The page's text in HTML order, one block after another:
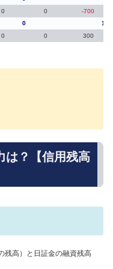
0 0 -700
0
0 0 300
は？【信用残高
残高）と日証金の融資残高